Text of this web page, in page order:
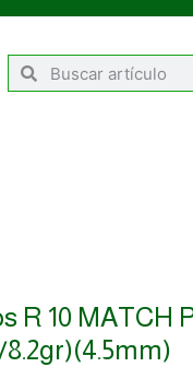
R 10 MATCH
8.2gr)(4.5mm)